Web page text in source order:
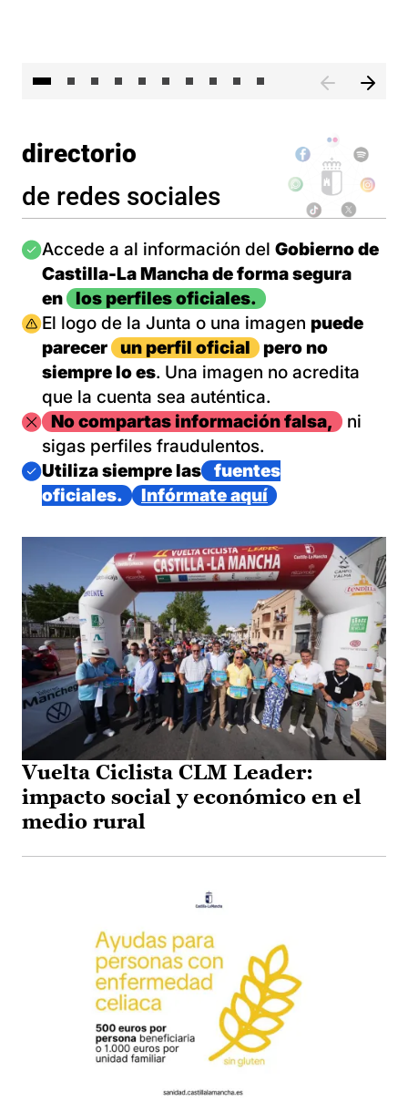
directorio
de redes sociales
Imagen
Accede a al información del Gobierno de
Castilla-La Mancha de forma segura
en
los perfiles oficiales.
Imagen
El logo de la Junta o una imagen puede
parecer
un perfil oficial
pero no
siempre lo es. Una imagen no acredita
que la cuenta sea auténtica.
ImagenNo compartas información falsa,
ni
sigas perfiles fraudulentos.
Imagen
Utiliza siempre las
fuentes
oficiales.
Infórmate aquí
Vuelta Ciclista CLM Leader:
impacto social y económico en el
medio rural